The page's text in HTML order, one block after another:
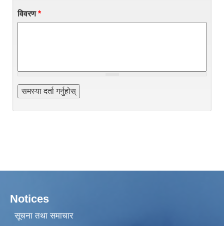
विवरण*
Notices
सूचना तथा समाचार